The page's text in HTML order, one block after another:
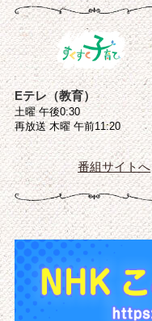
Eテレ（教育）
土曜 午後0:30
再放送 木曜 午前11:20
番組サイトへ